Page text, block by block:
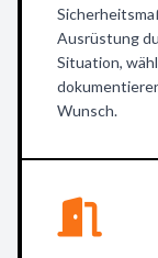
Ausrüstung
Situation,
Wunsch.